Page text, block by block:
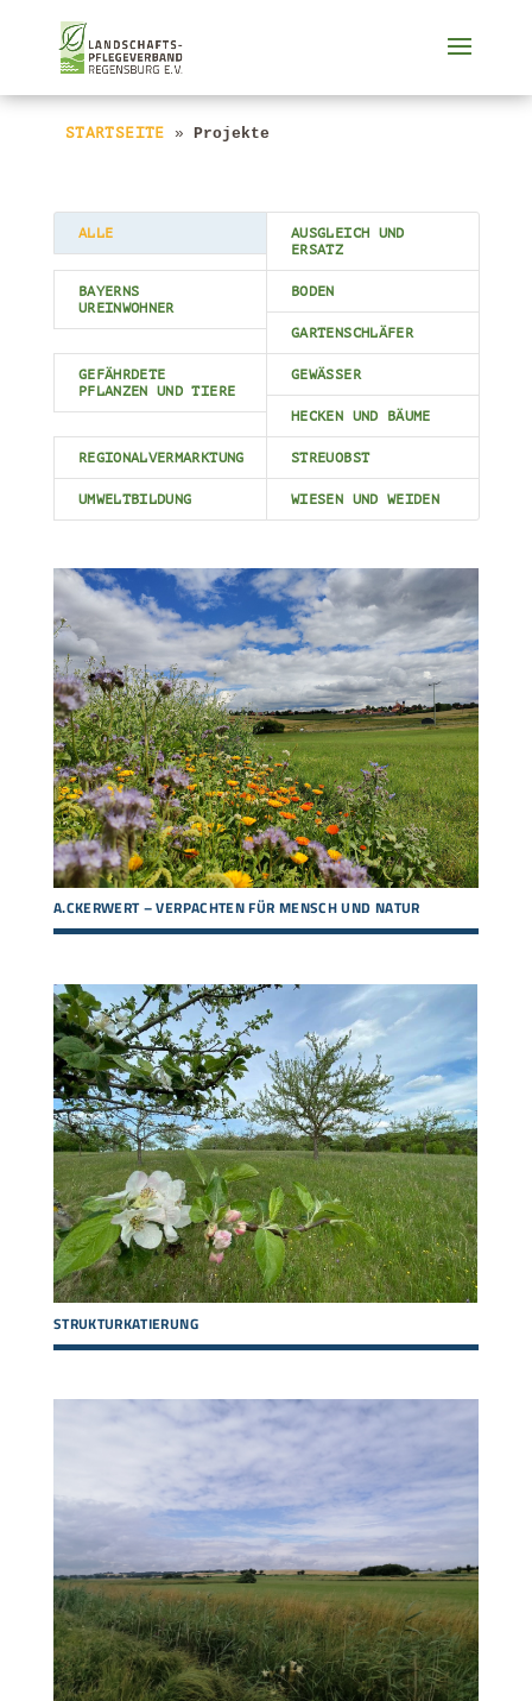
STARTSEITE » Projekte
ALLE
AUSGLEICH UND
ERSATZ
BAYERNS
UREINWOHNER
BODEN
GARTENSCHLÄFER
GEFÄHRDETE
PFLANZEN UND TIERE
GEWÄSSER
HECKEN UND BÄUME
REGIONALVERMARKTUNG STREUOBST
UMWELTBILDUNG WIESEN UND WEIDEN
A.CKERWERT – VERPACHTEN FÜR MENSCH UND NATUR
STRUKTURKATIERUNG